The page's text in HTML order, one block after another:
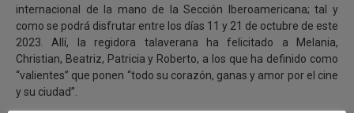
internacional de la mano de la Sección Iberoamericana; tal y
como se podrá disfrutar entre los días 11 y 21 de octubre de este
2023. Allí, la regidora talaverana ha felicitado a Melania,
Christian, Beatriz, Patricia y Roberto, a los que ha definido como
“valientes” que ponen “todo su corazón, ganas y amor por el cine
y su ciudad”.